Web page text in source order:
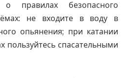
правилах безопасного
не входите в воду в
опьянения; при катании
пользуйтесь спасательными